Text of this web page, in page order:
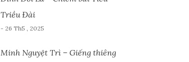
Triều Đài
- 26 Th5 , 2025
Minh Nguyệt Trì – Giếng thiêng